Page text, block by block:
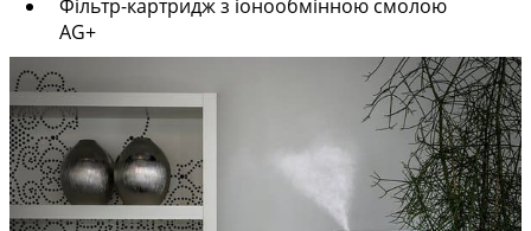
Фільтр-картридж з іонообмінною смолою
AG+